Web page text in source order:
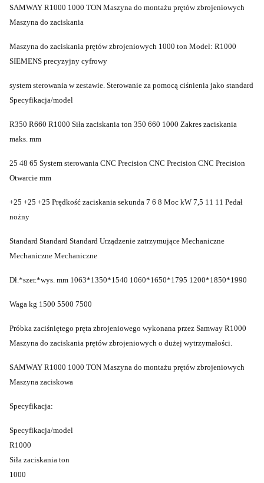
SAMWAY R1000 1000 TON Maszyna do montażu prętów zbrojeniowych
Maszyna do zaciskania
Maszyna do zaciskania prętów zbrojeniowych 1000 ton Model: R1000
SIEMENS precyzyjny cyfrowy
system sterowania w zestawie. Sterowanie za pomocą ciśnienia jako standard
Specyfikacja/model
R350 R660 R1000 Siła zaciskania ton 350 660 1000 Zakres zaciskania
maks. mm
25 48 65 System sterowania CNC Precision CNC Precision CNC Precision
Otwarcie mm
+25 +25 +25 Prędkość zaciskania sekunda 7 6 8 Moc kW 7,5 11 11 Pedał
nożny
Standard Standard Standard Urządzenie zatrzymujące Mechaniczne
Mechaniczne Mechaniczne
Dł.*szer.*wys. mm 1063*1350*1540 1060*1650*1795 1200*1850*1990
Waga kg 1500 5500 7500
Próbka zaciśniętego pręta zbrojeniowego wykonana przez Samway R1000
Maszyna do zaciskania prętów zbrojeniowych o dużej wytrzymałości.
SAMWAY R1000 1000 TON Maszyna do montażu prętów zbrojeniowych
Maszyna zaciskowa
Specyfikacja:
Specyfikacja/model
R1000
Siła zaciskania ton
1000